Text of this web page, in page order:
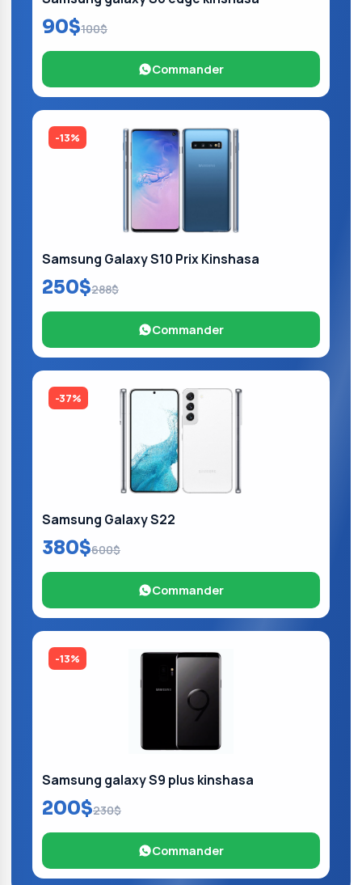
90$100$
Commander
-13%
Samsung Galaxy S10 Prix Kinshasa
250$288$
Commander
-37%
Samsung Galaxy S22
380$600$
Commander
-13%
Samsung galaxy S9 plus kinshasa
200$230$
Commander